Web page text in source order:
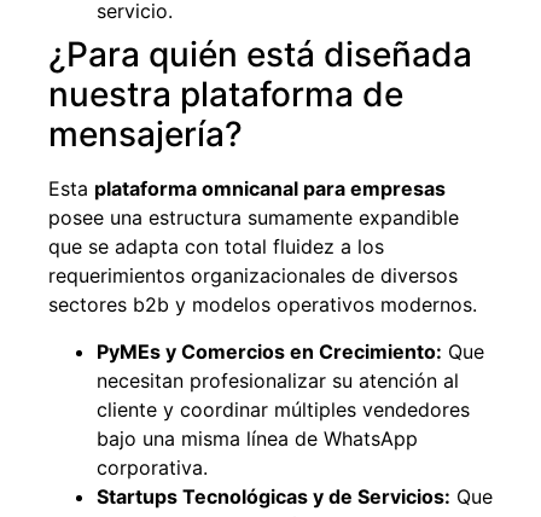
servicio.
¿Para quién está diseñada
nuestra plataforma de
mensajería?
Esta plataforma omnicanal para empresas
posee una estructura sumamente expandible
que se adapta con total fluidez a los
requerimientos organizacionales de diversos
sectores b2b y modelos operativos modernos.
PyMEs y Comercios en Crecimiento: Que
necesitan profesionalizar su atención al
cliente y coordinar múltiples vendedores
bajo una misma línea de WhatsApp
corporativa.
Startups Tecnológicas y de Servicios: Que